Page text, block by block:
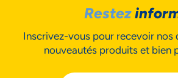
Business
Assistance
Restez
Inscrivez-vous pour recevoir nos
nouveautés produits et bien